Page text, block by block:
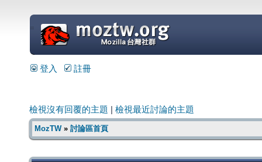
=
登入 註冊
檢視沒有回覆的主題 檢視最近討論的主題
MozTW» 討論區首頁